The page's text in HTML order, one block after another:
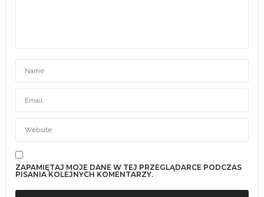
ZAPAMIĘTAJ MOJE DANE W TEJ PRZEGLĄDARCE PODCZAS
PISANIA KOLEJNYCH KOMENTARZY.